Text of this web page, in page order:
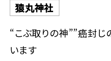
猿丸神社
“こぶ取りの神””癌封じ
います